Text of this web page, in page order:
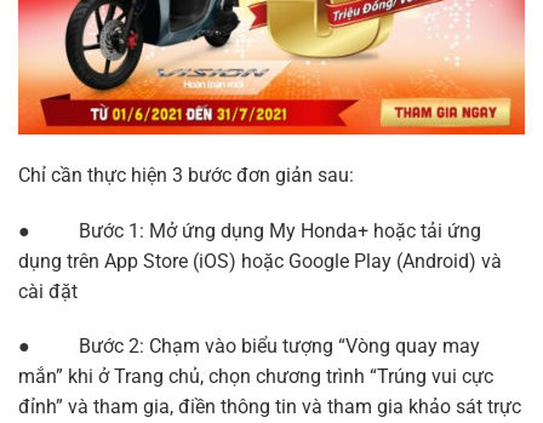
Chỉ cần thực hiện 3 bước đơn giản sau:
● Bước 1: Mở ứng dụng My Honda+ hoặc tải ứng
dụng trên App Store (iOS) hoặc Google Play (Android) và
cài đặt
● Bước 2: Chạm vào biểu tượng “Vòng quay may
mắn” khi ở Trang chủ, chọn chương trình “Trúng vui cực
đỉnh” và tham gia, điền thông tin và tham gia khảo sát trực